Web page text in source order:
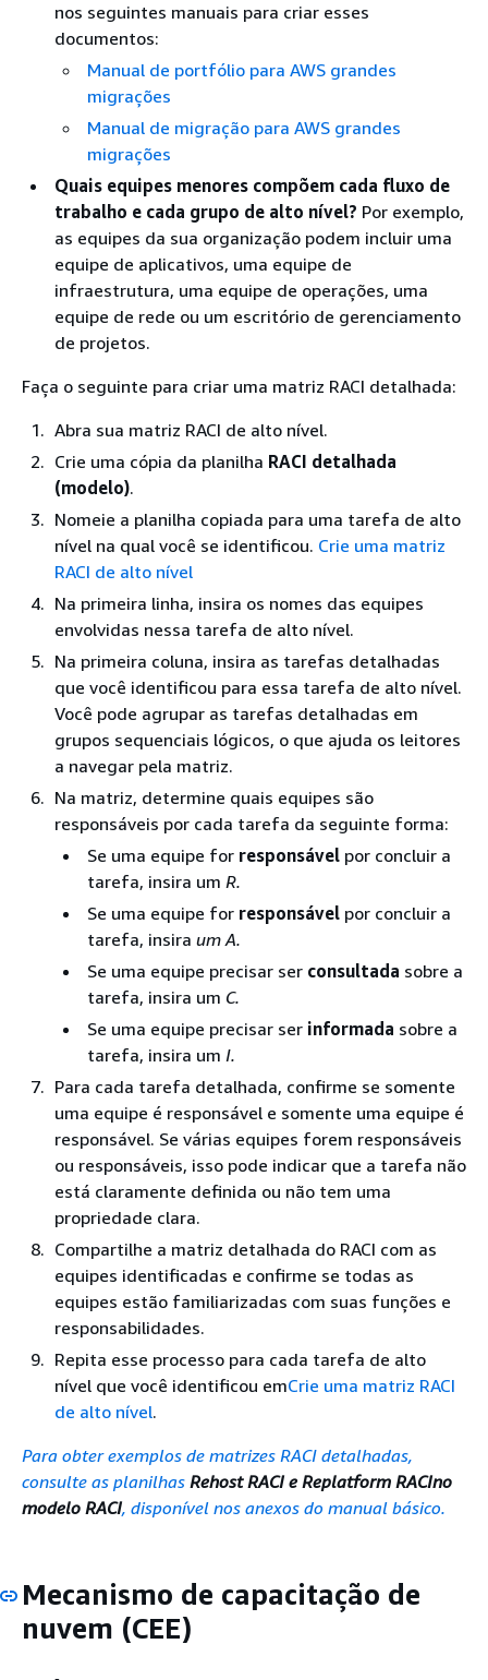
nos seguintes manuais para criar esses
documentos:
Manual de portfólio para AWS grandes
migrações
Manual de migração para AWS grandes
migrações
Quais equipes menores compõem cada fluxo de
trabalho e cada grupo de alto nível? Por exemplo,
as equipes da sua organização podem incluir uma
equipe de aplicativos, uma equipe de
infraestrutura, uma equipe de operações, uma
equipe de rede ou um escritório de gerenciamento
de projetos.
Faça o seguinte para criar uma matriz RACI detalhada:
Abra sua matriz RACI de alto nível.
Crie uma cópia da planilha RACI detalhada
(modelo).
Nomeie a planilha copiada para uma tarefa de alto
nível na qual você se identificou. Crie uma matriz
RACI de alto nível
Na primeira linha, insira os nomes das equipes
envolvidas nessa tarefa de alto nível.
Na primeira coluna, insira as tarefas detalhadas
que você identificou para essa tarefa de alto nível.
Você pode agrupar as tarefas detalhadas em
grupos sequenciais lógicos, o que ajuda os leitores
a navegar pela matriz.
Na matriz, determine quais equipes são
responsáveis por cada tarefa da seguinte forma:
Se uma equipe for responsável por concluir a
tarefa, insira um R.
Se uma equipe for responsável por concluir a
tarefa, insira um A.
Se uma equipe precisar ser consultada sobre a
tarefa, insira um C.
Se uma equipe precisar ser informada sobre a
tarefa, insira um I.
Para cada tarefa detalhada, confirme se somente
uma equipe é responsável e somente uma equipe é
responsável. Se várias equipes forem responsáveis
ou responsáveis, isso pode indicar que a tarefa não
está claramente definida ou não tem uma
propriedade clara.
Compartilhe a matriz detalhada do RACI com as
equipes identificadas e confirme se todas as
equipes estão familiarizadas com suas funções e
responsabilidades.
Repita esse processo para cada tarefa de alto
nível que você identificou emCrie uma matriz RACI
de alto nível.
Para obter exemplos de matrizes RACI detalhadas,
consulte as planilhas Rehost RACI e Replatform RACIno
modelo RACI, disponível nos anexos do manual básico.
Mecanismo de capacitação de
nuvem (CEE)